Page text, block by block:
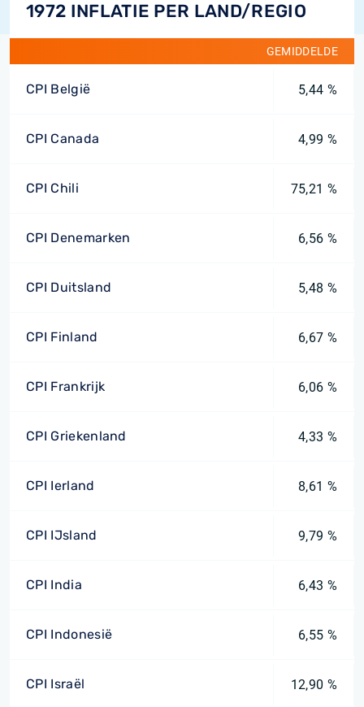
1972 INFLATIE PER LAND/REGIO
GEMIDDELDE
CPI België 5,44 %
CPI Canada 4,99 %
CPI Chili 75,21 %
CPI Denemarken 6,56 %
CPI Duitsland 5,48 %
CPI Finland 6,67 %
CPI Frankrijk 6,06 %
CPI Griekenland 4,33 %
CPI Ierland 8,61 %
CPI IJsland 9,79 %
CPI India 6,43 %
CPI Indonesië 6,55 %
CPI Israël 12,90 %